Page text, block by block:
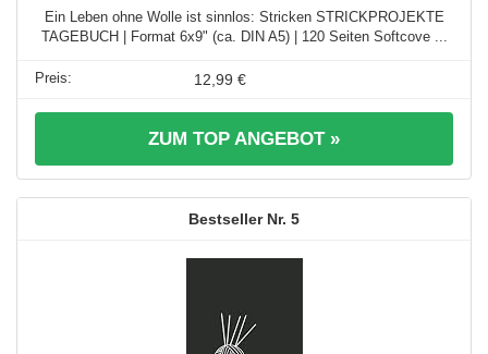
Ein Leben ohne Wolle ist sinnlos: Stricken STRICKPROJEKTE
TAGEBUCH | Format 6x9" (ca. DIN A5) | 120 Seiten Softcove ...
12,99 €
ZUM TOP ANGEBOT »
5